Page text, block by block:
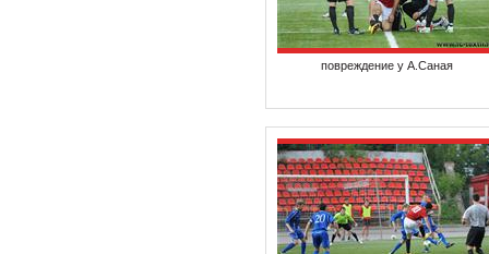
повреждение у А.Саная